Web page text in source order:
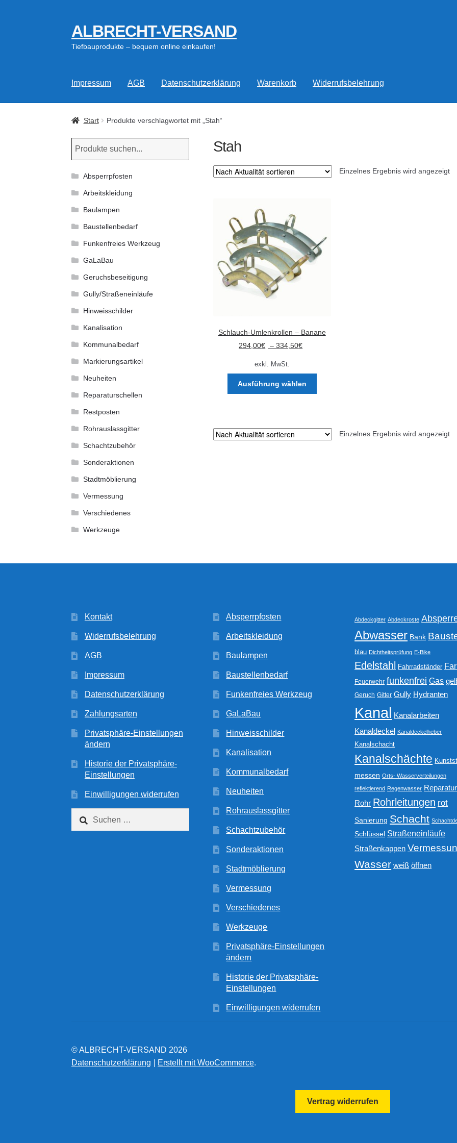
Zur
Navigation
springen
Zum
Inhalt
springen
ALBRECHT-VERSAND
Tiefbauprodukte – bequem online einkaufen!
Impressum AGB Datenschutzerklärung Warenkorb Widerrufsbelehrung
Start Produkte verschlagwortet mit „Stah“
Stah
Einzelnes Ergebnis wird angezeigt
Schlauch-Umlenkrollen – Banane
294,00€ –334,50€
exkl. MwSt.
Ausführung wählen
auf.
Einzelnes Ergebnis wird angezeigt
Absperrpfosten
Arbeitskleidung
Baulampen
Baustellenbedarf
Funkenfreies Werkzeug
GaLaBau
Geruchsbeseitigung
Gully/Straßeneinläufe
Hinweisschilder
Kanalisation
Kommunalbedarf
Markierungsartikel
Neuheiten
Reparaturschellen
Restposten
Rohrauslassgitter
Schachtzubehör
Sonderaktionen
Stadtmöblierung
Vermessung
Verschiedenes
Werkzeuge
Kontakt
Widerrufsbelehrung
AGB
Impressum
Datenschutzerklärung
Zahlungsarten
Privatsphäre-Einstellungen
ändern
Historie der Privatsphäre-
Einstellungen
Einwilligungen widerrufen
nach:
Absperrpfosten
Arbeitskleidung
Baulampen
Baustellenbedarf
Funkenfreies Werkzeug
GaLaBau
Hinweisschilder
Kanalisation
Kommunalbedarf
Neuheiten
Rohrauslassgitter
Schachtzubehör
Sonderaktionen
Stadtmöblierung
Vermessung
Verschiedenes
Werkzeuge
Privatsphäre-Einstellungen
ändern
Historie der Privatsphäre-
Einstellungen
Einwilligungen widerrufen
Abdeckgitter Abdeckroste
Abwasser Bank
blau Dichtheitsprüfung E-Bike
Edelstahl Fahrradständer
Feuerwehr funkenfrei Gas
Geruch Gitter Gully Hydranten
Kanal Kanalarbeiten
Kanaldeckel Kanaldeckelheber
Kanalschacht
Kanalschächte
messen Orts- Wasserverteilungen
reflektierend Regenwasser Reparatur
Rohr Rohrleitungen rot
Sanierung Schacht
Schlüssel Straßeneinläufe
Straßenkappen
Wasser weiß öffnen
© ALBRECHT-VERSAND 2026
Datenschutzerklärung
Erstellt mit WooCommerce.
Vertrag widerrufen